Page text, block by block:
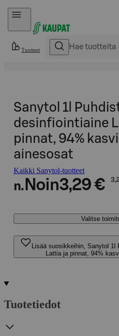
Hyppää sisältöön
Tuotteet
Sanytol 1l
desinfiointiaine
pinnat, 94%
ainesosat
Kaikki Sanytol-tuotteet
n. Noin3,29 €
Valitse
Lisää suosikkeihin, Sanytol 1l
Lattia ja pinnat, 94%
Tuotetiedot